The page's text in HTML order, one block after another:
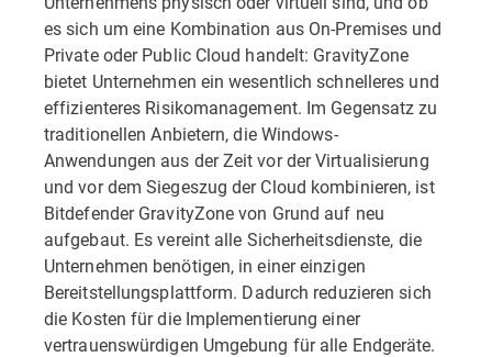
es sich um eine Kombination aus On-Premises und
Private oder Public Cloud handelt: GravityZone
bietet Unternehmen ein wesentlich schnelleres und
effizienteres Risikomanagement. Im Gegensatz zu
traditionellen Anbietern, die Windows-
Anwendungen aus der Zeit vor der Virtualisierung
und vor dem Siegeszug der Cloud kombinieren, ist
Bitdefender GravityZone von Grund auf neu
aufgebaut. Es vereint alle Sicherheitsdienste, die
Unternehmen benötigen, in einer einzigen
Bereitstellungsplattform. Dadurch reduzieren sich
die Kosten für die Implementierung einer
vertrauenswürdigen Umgebung für alle Endgeräte.